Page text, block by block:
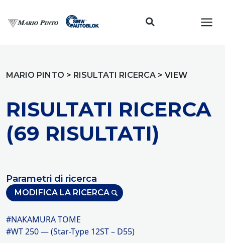
MARIO PINTO > RISULTATI RICERCA > VIEW
RISULTATI RICERCA
(69 RISULTATI)
Parametri di ricerca
MODIFICA LA RICERCA
#NAKAMURA TOME
#WT 250 — (Star-Type 12ST – D55)